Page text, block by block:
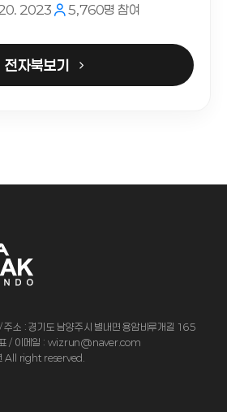
2023 5,760명 참여
전자북보기
소 : 경기도 남양주시 별내면 용암비루개길 165
표 / 이메일 : wizrun@naver.com
All right reserved.